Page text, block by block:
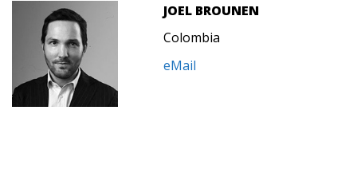
JOEL BROUNEN
Colombia
eMail